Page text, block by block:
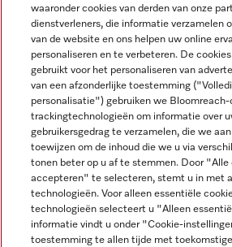
Wettelijke Informatie
Algemene voorwaarden
Privacybeleid
Miele op Facebook
Miele op Youtube
Miele op Instagram
Miele op Pinterest
waaronder cookies van derden van onze
dienstverleners, die informatie verzamelen
van de website en ons helpen uw online
personaliseren en te verbeteren. De
gebruikt voor het personaliseren van
van een afzonderlijke toestemming
personalisatie") gebruiken we Bloomreach-
trackingtechnologieën om informatie over
gebruikersgedrag te verzamelen, die we
toewijzen om de inhoud die we u via
tonen beter op u af te stemmen. Door "Alle
accepteren" te selecteren, stemt u in met
technologieën. Voor alleen essentiële
technologieën selecteert u "Alleen
informatie vindt u onder "Cookie-
toestemming te allen tijde met